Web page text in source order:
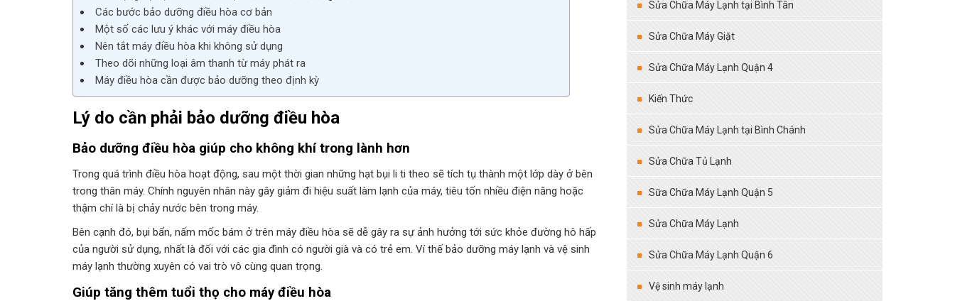
Các bước bảo dưỡng điều hòa cơ bản
Một số các lưu ý khác với máy điều hòa
Nên tắt máy điều hòa khi không sử dụng
Theo dõi những loại âm thanh từ máy phát ra
Máy điều hòa cần được bảo dưỡng theo định kỳ
Lý do cần phải bảo dưỡng điều hòa
Bảo dưỡng điều hòa giúp cho không khí trong lành hơn
Trong quá trình điều hòa hoạt động, sau một thời gian những hạt bụi li ti theo sẽ tích tụ thành một lớp dày ở bên
trong thân máy. Chính nguyên nhân này gây giảm đi hiệu suất làm lạnh của máy, tiêu tốn nhiều điện năng hoặc
thậm chí là bị chảy nước bên trong máy.
Bên cạnh đó, bụi bẩn, nấm mốc bám ở trên máy điều hòa sẽ dễ gây ra sự ảnh hưởng tới sức khỏe đường hô hấp
của người sử dụng, nhất là đối với các gia đình có người già và có trẻ em. Ví thế bảo dưỡng máy lạnh và vệ sinh
máy lạnh thường xuyên có vai trò vô cùng quan trọng.
Giúp tăng thêm tuổi thọ cho máy điều hòa
Sửa Chữa Máy Lạnh tại Bình Tân
Sửa Chữa Máy Giặt
Sửa Chữa Máy Lạnh Quận 4
Kiến Thức
Sửa Chữa Máy Lạnh tại Bình Chánh
Sửa Chữa Tủ Lạnh
Sữa Chữa Máy Lạnh Quận 5
Sửa Chữa Máy Lạnh
Sửa Chữa Máy Lạnh Quận 6
Vệ sinh máy lạnh